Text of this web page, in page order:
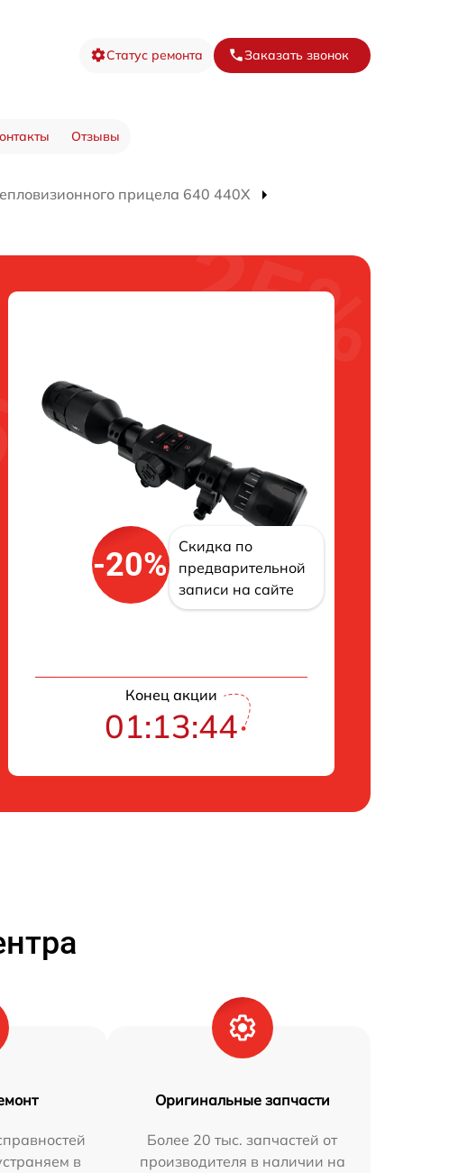
Статус ремонта Заказать звонок
Отзывы
прицела 640 440X
-20%
Скидка по
предварительной
записи на сайте
Конец акции
01:13:43
в
Оригинальные запчасти
Более 20 тыс. запчастей от
производителя в наличии на